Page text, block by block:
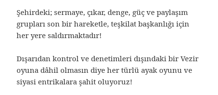
Şehirdeki; sermaye, çıkar, denge, güç ve paylaşım
grupları son bir hareketle, teşkilat başkanlığı için
her yere saldırmaktadır!
Dışarıdan kontrol ve denetimleri dışındaki bir Vezir
oyuna dâhil olmasın diye her türlü ayak oyunu ve
siyasi entrikalara şahit oluyoruz!